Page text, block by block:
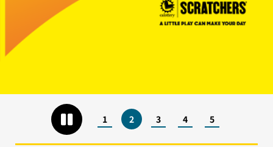
1 2 3 4 5